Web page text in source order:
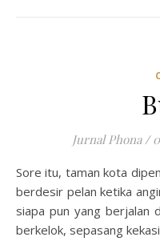
Jurnal Phona /
Sore itu, taman kota dipenuhi cahaya keemasan. Daun-daun
berdesir pelan ketika
siapa pun yang berjalan
berkelok, sepasang